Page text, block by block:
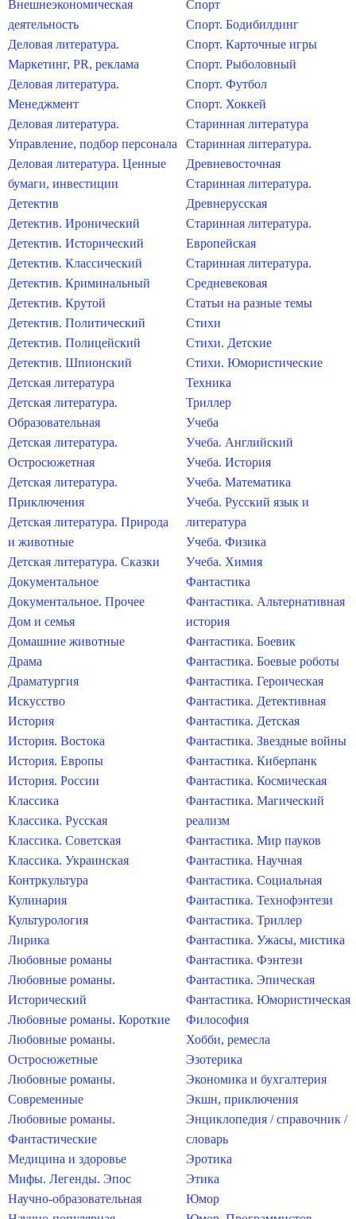
Внешнеэкономическая
деятельность
Деловая литература.
Маркетинг, PR, реклама
Деловая литература.
Менеджмент
Деловая литература.
Управление, подбор персонала
Деловая литература. Ценные
бумаги, инвестиции
Детектив
Детектив. Иронический
Детектив. Исторический
Детектив. Классический
Детектив. Криминальный
Детектив. Крутой
Детектив. Политический
Детектив. Полицейский
Детектив. Шпионский
Детская литература
Детская литература.
Образовательная
Детская литература.
Остросюжетная
Детская литература.
Приключения
Детская литература. Природа
и животные
Детская литература. Сказки
Документальное
Документальное. Прочее
Дом и семья
Домашние животные
Драма
Драматургия
Искусство
История
История. Востока
История. Европы
История. России
Классика
Классика. Русская
Классика. Советская
Классика. Украинская
Контркультура
Кулинария
Культурология
Лирика
Любовные романы
Любовные романы.
Исторический
Любовные романы. Короткие
Любовные романы.
Остросюжетные
Любовные романы.
Современные
Любовные романы.
Фантастические
Медицина и здоровье
Мифы. Легенды. Эпос
Научно-образовательная
Спорт
Спорт. Бодибилдинг
Спорт. Карточные игры
Спорт. Рыболовный
Спорт. Футбол
Спорт. Хоккей
Старинная литература
Старинная литература.
Древневосточная
Старинная литература.
Древнерусская
Старинная литература.
Европейская
Старинная литература.
Средневековая
Статьи на разные темы
Стихи
Стихи. Детские
Стихи. Юмористические
Техника
Триллер
Учеба
Учеба. Английский
Учеба. История
Учеба. Математика
Учеба. Русский язык и
литература
Учеба. Физика
Учеба. Химия
Фантастика
Фантастика. Альтернативная
история
Фантастика. Боевик
Фантастика. Боевые роботы
Фантастика. Героическая
Фантастика. Детективная
Фантастика. Детская
Фантастика. Звездные войны
Фантастика. Киберпанк
Фантастика. Космическая
Фантастика. Магический
реализм
Фантастика. Мир пауков
Фантастика. Научная
Фантастика. Социальная
Фантастика. Технофэнтези
Фантастика. Триллер
Фантастика. Ужасы, мистика
Фантастика. Фэнтези
Фантастика. Эпическая
Фантастика. Юмористическая
Философия
Хобби, ремесла
Эзотерика
Экономика и бухгалтерия
Экшн, приключения
Энциклопедия / справочник /
словарь
Эротика
Этика
Юмор